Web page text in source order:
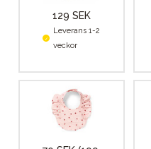
129 SEK
Leverans 1-2
veckor